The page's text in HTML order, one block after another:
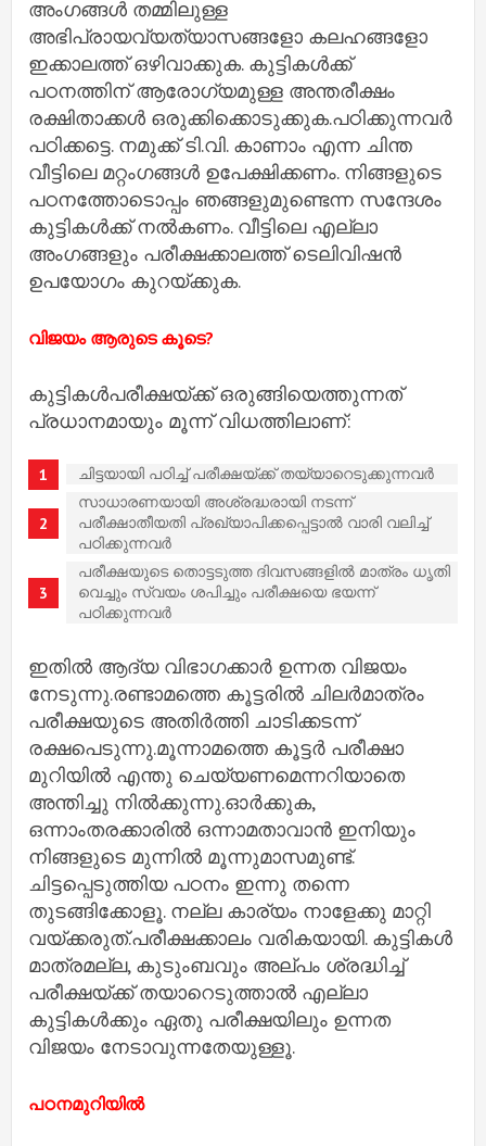
അംഗങ്ങള്‍ തമ്മിലുള്ള
അഭിപ്രായവ്യത്യാസങ്ങളോ കലഹങ്ങളോ
ഇക്കാലത്ത് ഒഴിവാക്കുക. കുട്ടികള്‍ക്ക്
പഠനത്തിന് ആരോഗ്യമുള്ള അന്തരീക്ഷം
രക്ഷിതാക്കള്‍ ഒരുക്കിക്കൊടുക്കുക.പഠിക്കുന്നവര്‍
പഠിക്കട്ടെ. നമുക്ക് ടി.വി. കാണാം എന്ന ചിന്ത
വീട്ടിലെ മറ്റംഗങ്ങള്‍ ഉപേക്ഷിക്കണം. നിങ്ങളുടെ
പഠനത്തോടൊപ്പം ഞങ്ങളുമുണ്ടെന്ന സന്ദേശം
കുട്ടികള്‍ക്ക് നല്‍കണം. വീട്ടിലെ എല്ലാ
അംഗങ്ങളും പരീക്ഷക്കാലത്ത് ടെലിവിഷന്‍
ഉപയോഗം കുറയ്ക്കുക.
വിജയം ആരുടെ കൂടെ?
കുട്ടികള്‍പരീക്ഷയ്ക്ക് ഒരുങ്ങിയെത്തുന്നത്
പ്രധാനമായും മൂന്ന് വിധത്തിലാണ്:
ചിട്ടയായി പഠിച്ച് പരീക്ഷയ്ക്ക് തയ്യാറെടുക്കുന്നവര്‍
സാധാരണയായി അശ്രദ്ധരായി നടന്ന്
പരീക്ഷാതീയതി പ്രഖ്യാപിക്കപ്പെട്ടാല്‍ വാരി വലിച്ച്
പഠിക്കുന്നവര്‍
പരീക്ഷയുടെ തൊട്ടടുത്ത ദിവസങ്ങളില്‍ മാത്രം ധൃതി
വെച്ചും സ്വയം ശപിച്ചും പരീക്ഷയെ ഭയന്ന്
പഠിക്കുന്നവര്‍
ഇതില്‍ ആദ്യ വിഭാഗക്കാര്‍ ഉന്നത വിജയം
നേടുന്നു.രണ്ടാമത്തെ കൂട്ടരില്‍ ചിലര്‍മാത്രം
പരീക്ഷയുടെ അതിര്‍ത്തി ചാടിക്കടന്ന്
രക്ഷപെടുന്നു.മൂന്നാമത്തെ കൂട്ടര്‍ പരീക്ഷാ
മുറിയില്‍ എന്തു ചെയ്യണമെന്നറിയാതെ
അന്തിച്ചു നില്‍ക്കുന്നു.ഓര്‍ക്കുക,
ഒന്നാംതരക്കാരില്‍ ഒന്നാമതാവാന്‍ ഇനിയും
നിങ്ങളുടെ മുന്നില്‍ മൂന്നുമാസമുണ്ട്.
ചിട്ടപ്പെടുത്തിയ പഠനം ഇന്നു തന്നെ
തുടങ്ങിക്കോളൂ. നല്ല കാര്യം നാളേക്കു മാറ്റി
വയ്ക്കരുത്.പരീക്ഷക്കാലം വരികയായി. കുട്ടികള്‍
മാത്രമല്ല, കുടുംബവും അല്പം ശ്രദ്ധിച്ച്
പരീക്ഷയ്ക്ക് തയാറെടുത്താല്‍ എല്ലാ
കുട്ടികള്‍ക്കും ഏതു പരീക്ഷയിലും ഉന്നത
വിജയം നേടാവുന്നതേയുള്ളൂ.
പഠനമുറിയില്‍